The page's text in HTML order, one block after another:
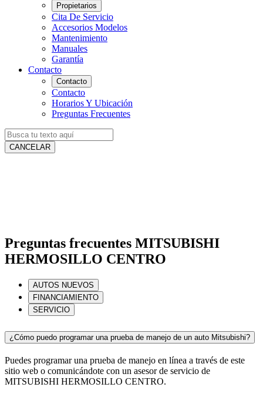
Propietarios
Cita De Servicio
Accesorios Modelos
Mantenimiento
Manuales
Garantía
Contacto
Contacto
Contacto
Horarios Y Ubicación
Preguntas Frecuentes
CANCELAR
Preguntas frecuentes MITSUBISHI
HERMOSILLO CENTRO
AUTOS NUEVOS
FINANCIAMIENTO
SERVICIO
¿Cómo puedo programar una prueba de manejo de un auto Mitsubishi?
Puedes programar una prueba de manejo en línea a través de este
sitio web o comunicándote con un asesor de servicio de
MITSUBISHI HERMOSILLO CENTRO.